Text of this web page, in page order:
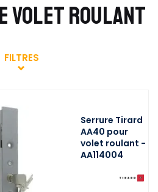
VOLET ROULANT
FILTRES
Serrure Tirard
AA40 pour
volet roulant -
AA114004